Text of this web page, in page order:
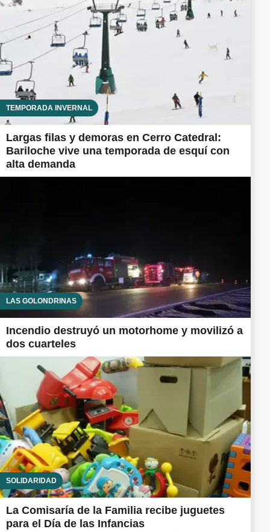
TEMPORADA INVERNAL
Largas filas y demoras en Cerro Catedral:
Bariloche vive una temporada de esquí con
alta demanda
LAS GOLONDRINAS
Incendio destruyó un motorhome y movilizó a
dos cuarteles
SOLIDARIDAD
La Comisaría de la Familia recibe juguetes
para el Día de las Infancias